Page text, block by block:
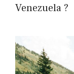
Venezuela ?